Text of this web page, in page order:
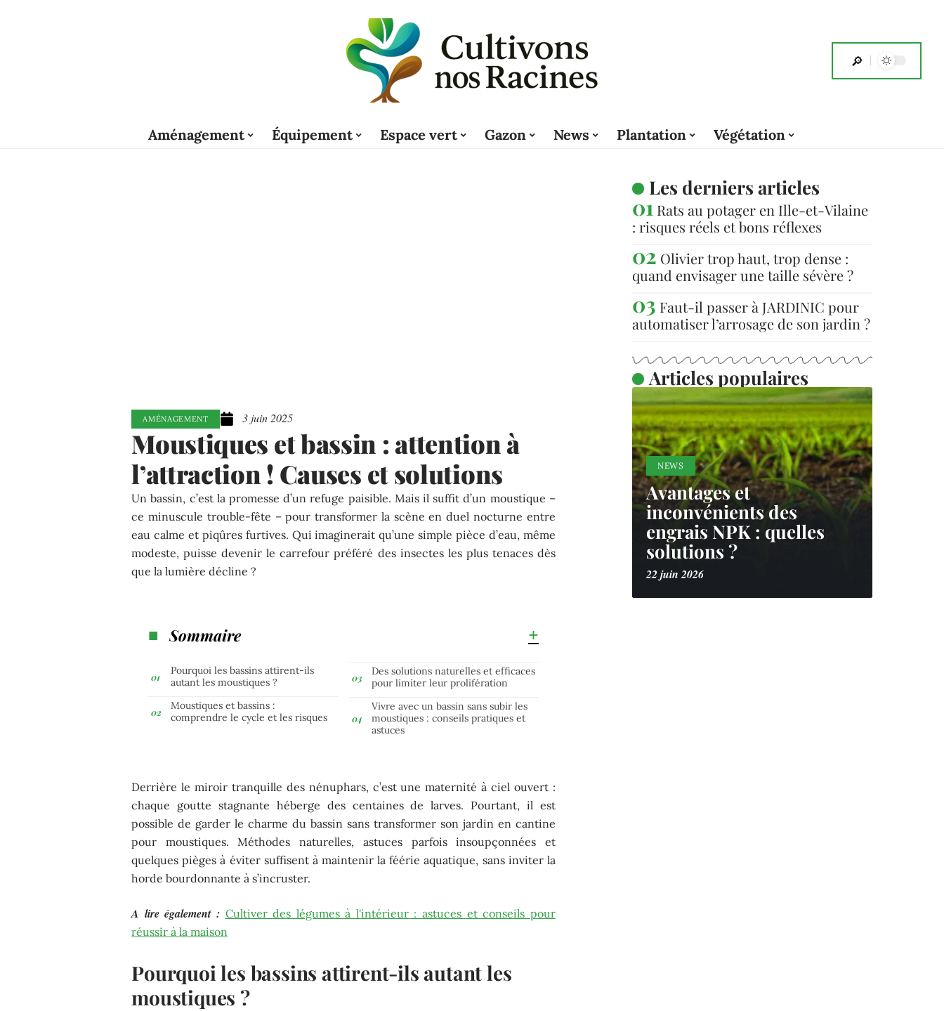
Aménagement Équipement Espace vert Gazon News Plantation Végétation
AMÉNAGEMENT 3 juin 2025
Moustiques et bassin : attention à
l’attraction ! Causes et solutions
Un bassin, c’est la promesse d’un refuge paisible. Mais il suffit d’un moustique –
ce minuscule trouble-fête – pour transformer la scène en duel nocturne entre
eau calme et piqûres furtives. Qui imaginerait qu’une simple pièce d’eau, même
modeste, puisse devenir le carrefour préféré des insectes les plus tenaces dès
que la lumière décline ?
Sommaire
Pourquoi les bassins attirent-ils
autant les moustiques ?
Moustiques et bassins :
comprendre le cycle et les risques
Des solutions naturelles et efficaces
pour limiter leur prolifération
Vivre avec un bassin sans subir les
moustiques : conseils pratiques et
astuces
Derrière le miroir tranquille des nénuphars, c’est une maternité à ciel ouvert :
chaque goutte stagnante héberge des centaines de larves. Pourtant, il est
possible de garder le charme du bassin sans transformer son jardin en cantine
pour moustiques. Méthodes naturelles, astuces parfois insoupçonnées et
quelques pièges à éviter suffisent à maintenir la féérie aquatique, sans inviter la
horde bourdonnante à s’incruster.
A lire également : Cultiver des légumes à l'intérieur : astuces et conseils pour
réussir à la maison
Pourquoi les bassins attirent-ils autant les
moustiques ?
Les derniers articles
Rats au potager en Ille-et-Vilaine
: risques réels et bons réflexes
Olivier trop haut, trop dense :
quand envisager une taille sévère ?
Faut-il passer à JARDINIC pour
automatiser l’arrosage de son jardin ?
Articles populaires
NEWS
Avantages et
inconvénients des
engrais NPK : quelles
solutions ?
22 juin 2026